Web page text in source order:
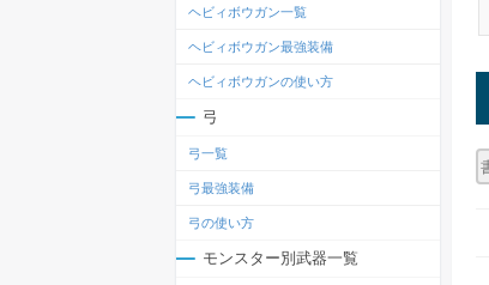
ヘビィボウガン一覧
ヘビィボウガン最強装備
ヘビィボウガンの使い方
弓
弓一覧
弓最強装備
弓の使い方
モンスター別武器一覧